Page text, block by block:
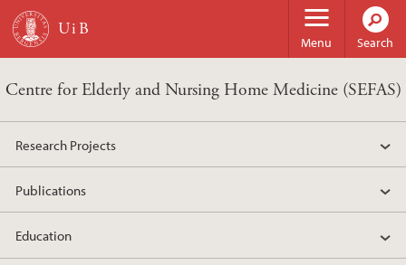
Skip to main content
Menu Search
Centre for Elderly and Nursing Home Medicine (SEFAS)
Research Projects
Publications
Education